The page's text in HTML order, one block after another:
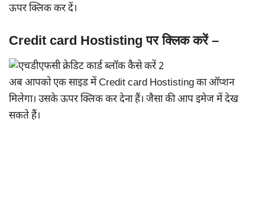
ऊपर क्लिक कर दें।
Credit card Hostisting पर क्लिक करें –
अब आपको एक साइड में Credit card Hostisting का ऑप्शन
मिलेगा। उसके ऊपर क्लिक कर देना हैं। जैसा की आप इमेज में देख
सकते हैं।